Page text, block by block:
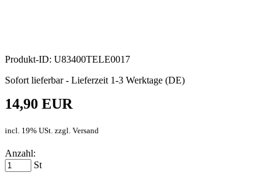
Produkt-ID: U83400TELE0017
Sofort lieferbar - Lieferzeit 1-3 Werktage (DE)
14,90 EUR
incl. 19% USt. zzgl. Versand
Anzahl:
St